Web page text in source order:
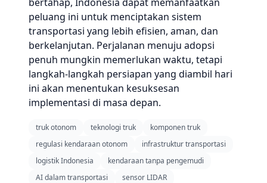
peluang ini untuk menciptakan sistem
transportasi yang lebih efisien, aman, dan
berkelanjutan. Perjalanan menuju adopsi
penuh mungkin memerlukan waktu, tetapi
langkah-langkah persiapan yang diambil hari
ini akan menentukan kesuksesan
implementasi di masa depan.
truk otonom teknologi truk
komponen truk
regulasi kendaraan otonom
infrastruktur transportasi
logistik Indonesia
kendaraan tanpa pengemudi
AI dalam transportasi
sensor LIDAR